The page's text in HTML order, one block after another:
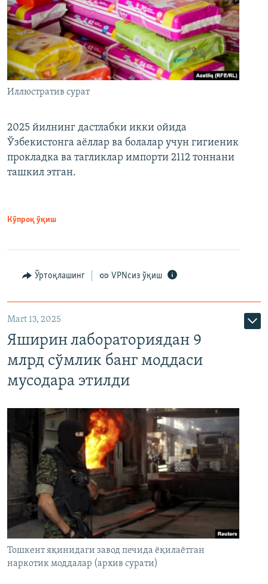
Иллюстратив сурат
2025 йилнинг дастлабки икки ойида
Ўзбекистонга аёллар ва болалар учун гигиеник
прокладка ва тагликлар импорти 2112 тоннани
ташкил этган.
Кўпроқ ўқиш
Ўртоқлашинг VPNсиз ўқиш
Mart 13, 2025
Яширин лабораториядан 9
млрд сўмлик банг моддаси
мусодара этилди
Тошкент яқинидаги завод печида ёқилаётган
наркотик моддалар (архив сурати)